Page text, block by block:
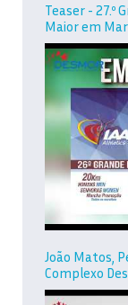
Teaser - 27.º
Maior em
João Matos,
Complexo